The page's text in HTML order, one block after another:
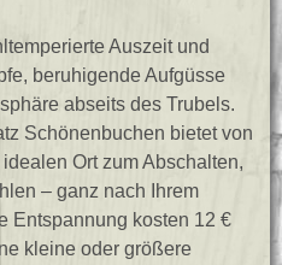
Auszeit und
beruhigende Aufgüsse
abseits des Trubels.
Schönenbuchen bietet von
Ort zum Abschalten,
– ganz nach Ihrem
Entspannung kosten 12 €
kleine oder größere